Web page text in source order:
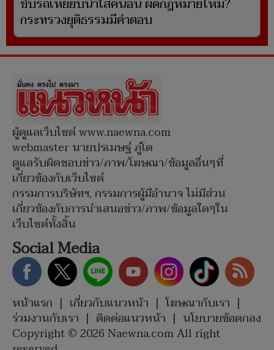
ขับรถเหยียบน้ำใส่คนอื่น ผิดกฎหมายไหม?
กระทรวงยุติธรรมมีคำตอบ
ผู้ดูแลเว็บไซต์ www.naewna.com
webmaster นายปรเมษฐ์ ภู่โต
ดูแลรับผิดชอบข่าว/ภาพ/โฆษณา/ข้อมูลอื่นๆที่
เกี่ยวข้องกับเว็บไซต์
กรรมการบริษัทฯ, กรรมการผู้มีอำนาจ ไม่มีส่วน
เกี่ยวข้องกับการนำเสนอข่าว/ภาพ/ข้อมูลใดๆใน
เว็บไซต์ทั้งสิ้น
Social Media
หน้าแรก | เกี่ยวกับแนวหน้า | โฆษณากับเรา |
ร่วมงานกับเรา | ติดต่อแนวหน้า | นโยบายข้อตกลง
Copyright © 2026 Naewna.com All right